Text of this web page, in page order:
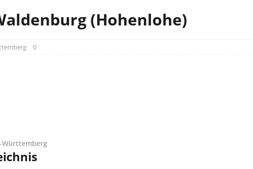
(Hohenlohe)
0
Württemberg